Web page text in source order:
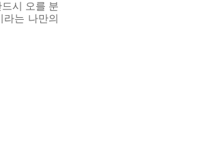
시 오를 분
는 나만의